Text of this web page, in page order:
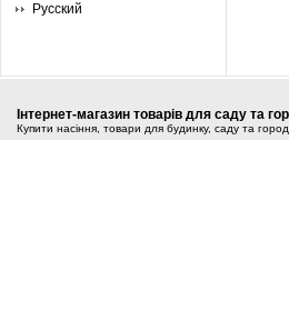
Русский
Інтернет-магазин товарів для саду та
Купити насіння, товари для будинку, саду та